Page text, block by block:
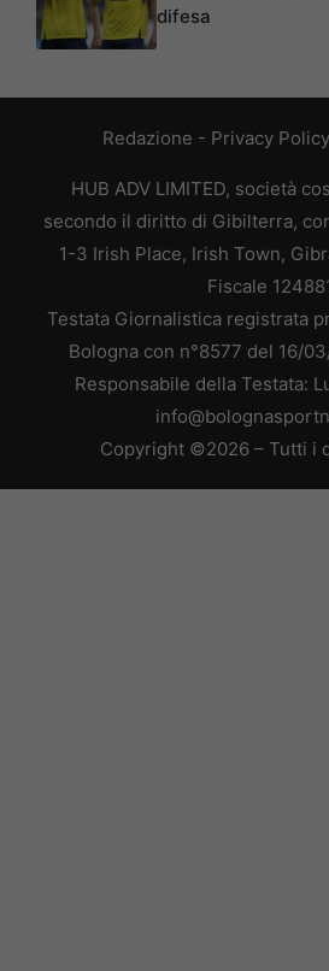
difesa
Redazione - Privacy Policy
HUB ADV LIMITED, società
secondo il diritto di Gibilterra,
1-3 Irish Place, Irish Town,
Fiscale
Testata Giornalistica registrata
Bologna con n°8577 del 16/
Responsabile della Testata:
Copyright ©2026 – Tutti i